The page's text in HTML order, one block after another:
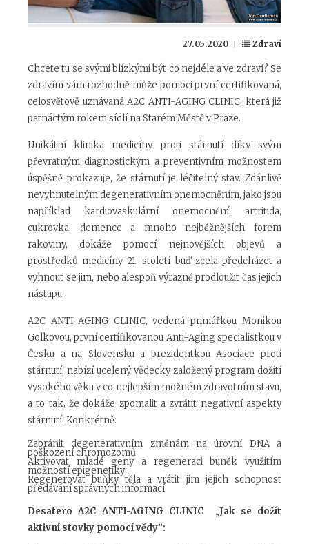
27.05.2020 Zdraví
Chcete tu se svými blízkými být co nejdéle a ve zdraví? Se
zdravím vám rozhodně může pomoci první certifikovaná,
celosvětově uznávaná A2C ANTI-AGING CLINIC, která již
patnáctým rokem sídlí na Starém Městě v Praze.
Unikátní klinika medicíny proti stárnutí díky svým
převratným diagnostickým a preventivním možnostem
úspěšně prokazuje, že stárnutí je léčitelný stav. Zdánlivě
nevyhnutelným degenerativním onemocněním, jako jsou
například kardiovaskulární onemocnění, artritida,
cukrovka, demence a mnoho nejběžnějších forem
rakoviny, dokáže pomocí nejnovějších objevů a
prostředků medicíny 21. století buď zcela předcházet a
vyhnout se jim, nebo alespoň výrazně prodloužit čas jejich
nástupu.
A2C ANTI-AGING CLINIC, vedená primářkou Monikou
Golkovou, první certifikovanou Anti-Aging specialistkou v
Česku a na Slovensku a prezidentkou Asociace proti
stárnutí, nabízí ucelený vědecky založený program dožití
vysokého věku v co nejlepším možném zdravotním stavu,
a to tak, že dokáže zpomalit a zvrátit negativní aspekty
stárnutí. Konkrétně:
Zabránit degenerativním změnám na úrovní DNA a
poškození chromozomů
Aktivovat mladé geny a regeneraci buněk využitím
možností epigenetiky
Regenerovat buňky těla a vrátit jim jejich schopnost
předávání správných informací
Desatero A2C ANTI-AGING CLINIC „Jak se dožít
aktivní stovky pomocí vědy”: